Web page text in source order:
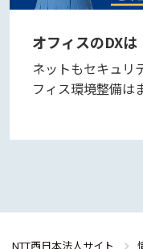
オフィスのDXは
ネットもセキュリ
フィス環境整備は
NTT西日本法人サイト